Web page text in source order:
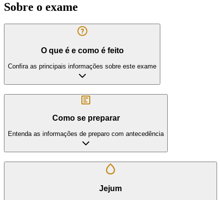
Sobre o exame
O que é e como é feito
Confira as principais informações sobre este exame
Como se preparar
Entenda as informações de preparo com antecedência
Jejum